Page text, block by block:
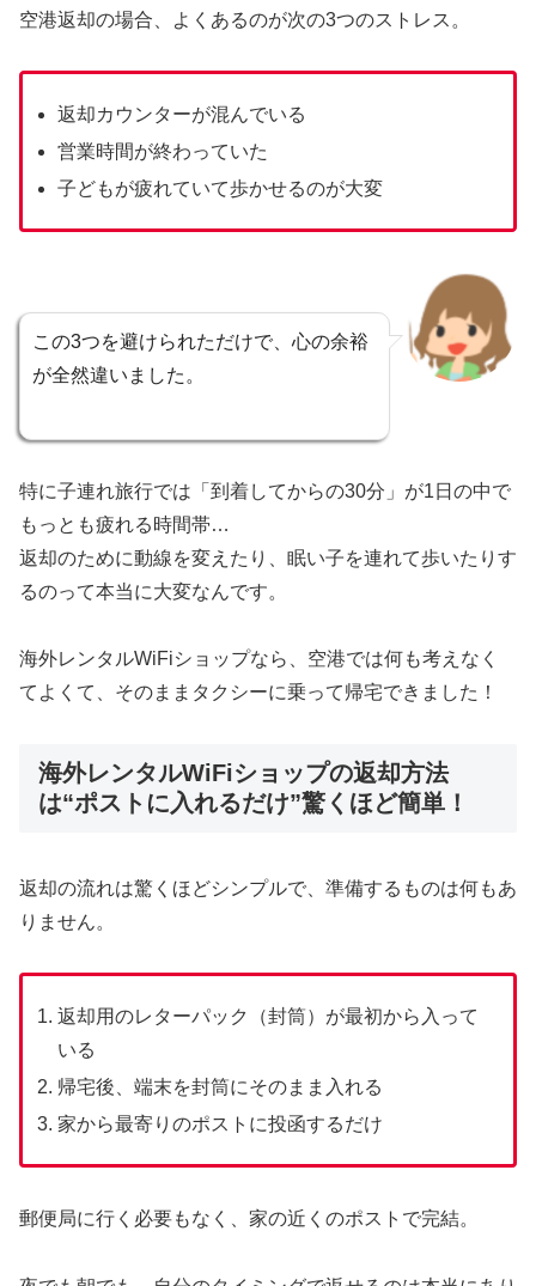
空港返却の場合、よくあるのが次の3つのストレス。
返却カウンターが混んでいる
営業時間が終わっていた
子どもが疲れていて歩かせるのが大変
この3つを避けられただけで、心の余裕
が全然違いました。
特に子連れ旅行では「到着してからの30分」が1日の中で
もっとも疲れる時間帯…
返却のために動線を変えたり、眠い子を連れて歩いたりす
るのって本当に大変なんです。
海外レンタルWiFiショップなら、空港では何も考えなく
てよくて、そのままタクシーに乗って帰宅できました！
海外レンタルWiFiショップの返却方法
は“ポストに入れるだけ”驚くほど簡単！
返却の流れは驚くほどシンプルで、準備するものは何もあ
りません。
返却用のレターパック（封筒）が最初から入って
いる
帰宅後、端末を封筒にそのまま入れる
家から最寄りのポストに投函するだけ
郵便局に行く必要もなく、家の近くのポストで完結。